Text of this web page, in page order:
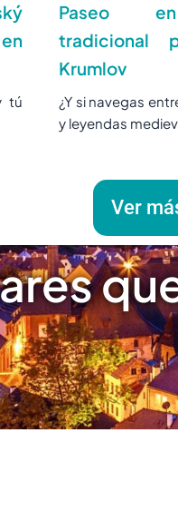
tú
Paseo
tradicional
Krumlov
¿Y si navegas
y leyendas
Ver